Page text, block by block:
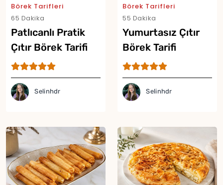
Börek Tarifleri
65 Dakika
Patlıcanlı Pratik
Çıtır Börek Tarifi
Selinhdr
Börek Tarifleri
55 Dakika
Yumurtasız Çıtır
Börek Tarifi
Selinhdr